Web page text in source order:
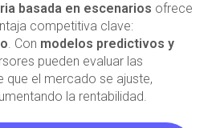
basada en escenarios ofrece
competitiva clave:
. Con modelos predictivos y
pueden evaluar las
que el mercado se ajuste,
la rentabilidad.